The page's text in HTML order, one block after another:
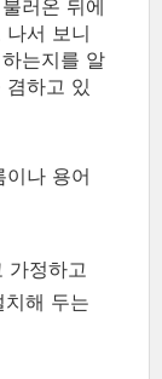
러온 뒤에
서 보니
는지를 알
하고 있
이나 용어
가정하고
해 두는